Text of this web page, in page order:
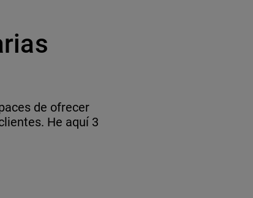
de ofrecer
He aquí 3